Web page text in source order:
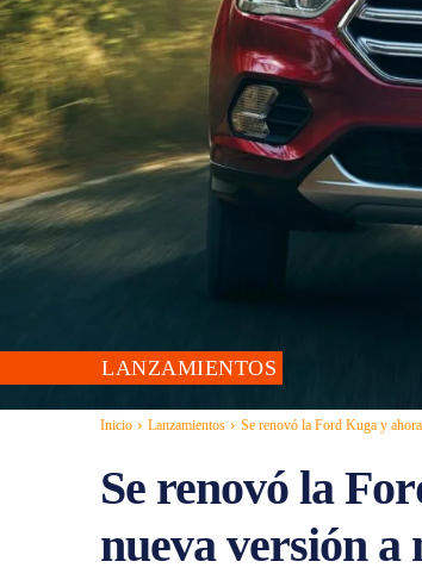
LANZAMIENTOS
Inicio Lanzamientos Se renovó la Ford Kuga y
Se renovó la
nueva versión a